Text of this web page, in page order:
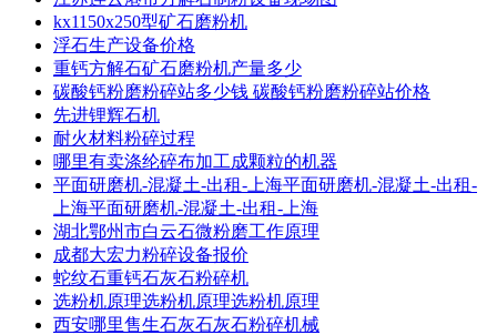
kx1150x250型矿石磨粉机
浮石生产设备价格
重钙方解石矿石磨粉机产量多少
碳酸钙粉磨粉碎站多少钱 碳酸钙粉磨粉碎站价格
先进锂辉石机
耐火材料粉碎过程
哪里有卖涤纶碎布加工成颗粒的机器
平面研磨机-混凝土-出租-上海平面研磨机-混凝土-出租-
上海平面研磨机-混凝土-出租-上海
湖北鄂州市白云石微粉磨工作原理
成都大宏力粉碎设备报价
蛇纹石重钙石灰石粉碎机
选粉机原理选粉机原理选粉机原理
西安哪里售生石灰石灰石粉碎机械